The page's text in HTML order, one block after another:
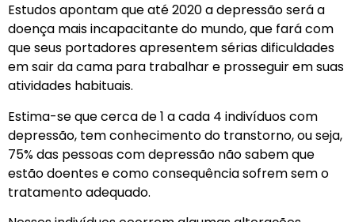
Estudos apontam que até 2020 a depressão será a
doença mais incapacitante do mundo, que fará com
que seus portadores apresentem sérias dificuldades
em sair da cama para trabalhar e prosseguir em suas
atividades habituais.
Estima-se que cerca de 1 a cada 4 indivíduos com
depressão, tem conhecimento do transtorno, ou seja,
75% das pessoas com depressão não sabem que
estão doentes e como consequência sofrem sem o
tratamento adequado.